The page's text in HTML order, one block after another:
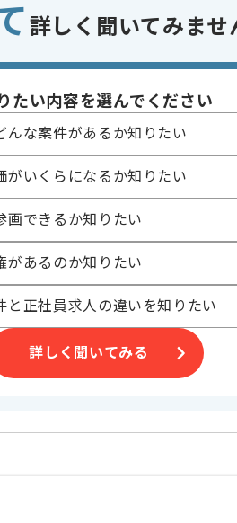
、
る方を求めています。
詳しく聞いてみませ
たい内容を選んでください
んな案件があるか知りたい
がいくらになるか知りたい
画できるか知りたい
があるのか知りたい
と正社員求人の違いを知りたい
詳しく聞いてみる